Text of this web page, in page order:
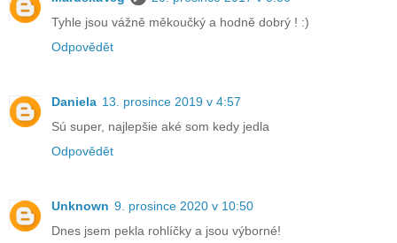
Tyhle jsou vážně měkoučký a hodně dobrý ! :)
Odpovědět
Daniela 13. prosince 2019 v 4:57
Sú super, najlepšie aké som kedy jedla
Odpovědět
Unknown 9. prosince 2020 v 10:50
Dnes jsem pekla rohlíčky a jsou výborné!